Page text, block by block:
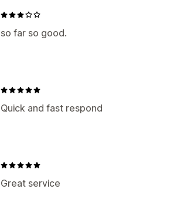
so far so good.
Quick and fast respond
Great service